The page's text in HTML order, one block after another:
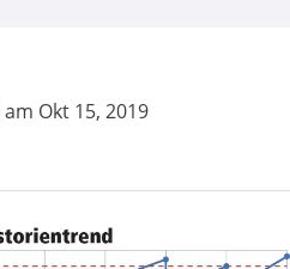
am Okt 15, 2019